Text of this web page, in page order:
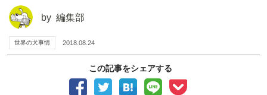
by 編集部
世界の犬事情 2018.08.24
この記事をシェアする